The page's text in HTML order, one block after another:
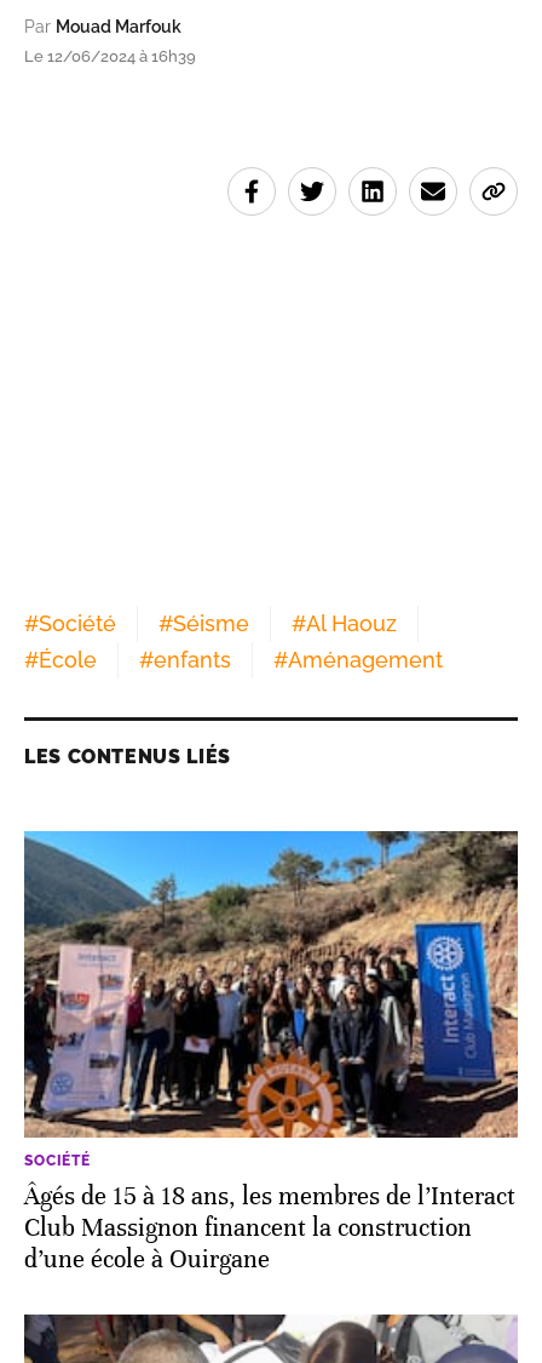
Par Mouad Marfouk
Le 12/06/2024 à 16h39
#Société #Séisme #Al Haouz
#École #enfants #Aménagement
LES CONTENUS LIÉS
SOCIÉTÉ
Âgés de 15 à 18 ans, les membres de l’Interact
Club Massignon financent la construction
d’une école à Ouirgane